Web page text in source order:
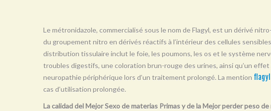
Le métronidazole, commercialisé sous le nom de Flagyl, est un dérivé
du groupement nitro en dérivés réactifs à l’intérieur des cellules
distribution tissulaire inclut le foie, les poumons, les os et le système
troubles digestifs, une coloration brun-rouge des urines, ainsi qu’un
neuropathie périphérique lors d’un traitement prolongé. La mention
cas d’utilisation prolongée.
La calidad del Mejor Sexo de materias Primas y de la Mejor perder peso